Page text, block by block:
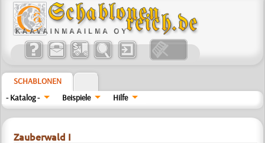
SCHABLONEN
- Katalog -
Beispiele Hilfe
Zauberwald I